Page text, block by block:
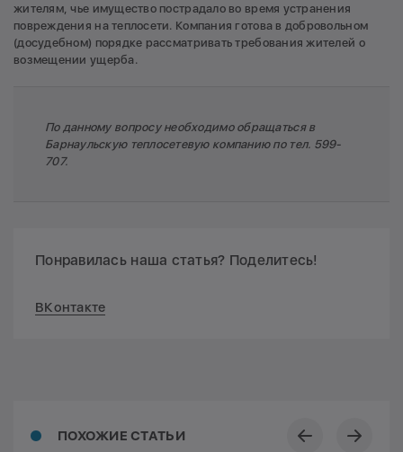
жителям, чье имущество пострадало во время устранения
повреждения на теплосети. Компания готова в добровольном
(досудебном) порядке рассматривать требования жителей о
возмещении ущерба.
По данному вопросу необходимо обращаться в
Барнаульскую теплосетевую компанию по тел. 599-
707.
Понравилась наша статья? Поделитесь!
ВКонтакте
ПОХОЖИЕ СТАТЬИ